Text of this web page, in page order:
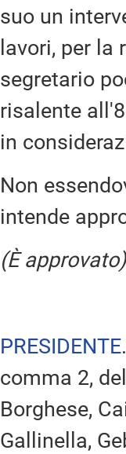
suo un
lavori, per
segretario
risalente
in
Non
intende
(È approvato)
PRESIDENTE
comma 2,
Borghese,
Gallinella,